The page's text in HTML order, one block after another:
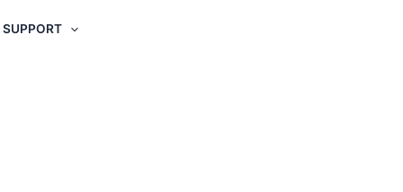
SUPPORT